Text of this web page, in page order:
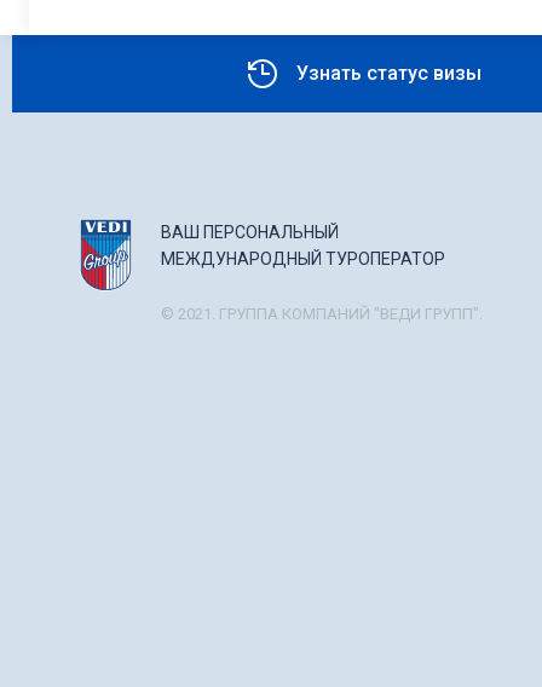
Узнать статус визы
ВАШ ПЕРСОНАЛЬНЫЙ
МЕЖДУНАРОДНЫЙ ТУРОПЕРАТОР
© 2021. ГРУППА КОМПАНИЙ "ВЕДИ ГРУПП".